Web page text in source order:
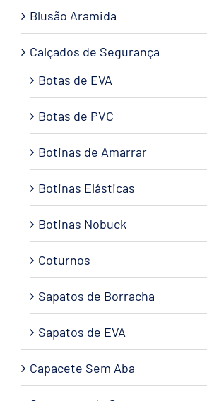
Blusão Aramida
Calçados de Segurança
Botas de EVA
Botas de PVC
Botinas de Amarrar
Botinas Elásticas
Botinas Nobuck
Coturnos
Sapatos de Borracha
Sapatos de EVA
Capacete Sem Aba